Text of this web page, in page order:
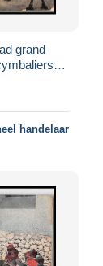
grand
handelaar